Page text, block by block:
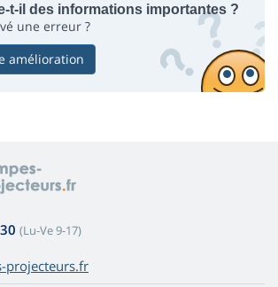
t-il des informations importantes ?
une erreur ?
amélioration
(Lu-Ve 9-17)
projecteurs.fr